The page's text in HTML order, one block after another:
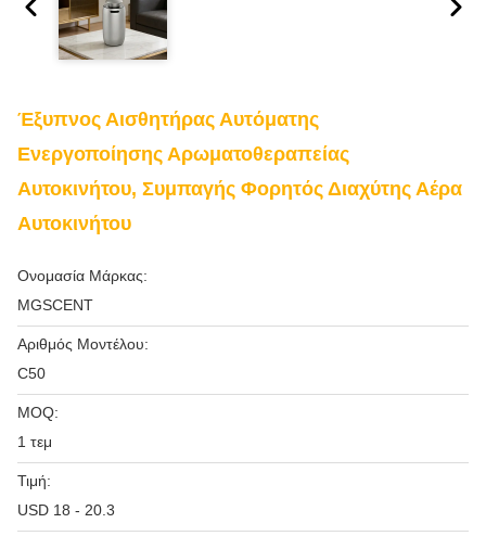
Έξυπνος Αισθητήρας Αυτόματης
Ενεργοποίησης Αρωματοθεραπείας
Αυτοκινήτου, Συμπαγής Φορητός Διαχύτης Αέρα
Αυτοκινήτου
Ονομασία Μάρκας:
MGSCENT
Αριθμός Μοντέλου:
C50
MOQ:
1 τεμ
Τιμή:
USD 18 - 20.3